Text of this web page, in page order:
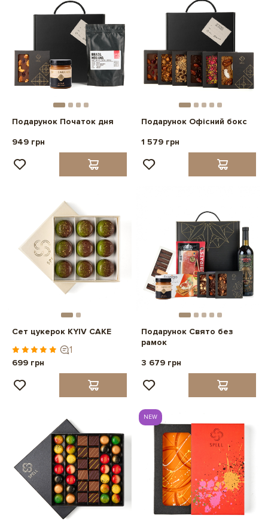
Подарунок Початок дня
949 грн
Подарунок Офісний бокс
1 579 грн
Сет цукерок KYIV CAKE
1
699 грн
Подарунок Свято без
рамок
3 679 грн
NEW